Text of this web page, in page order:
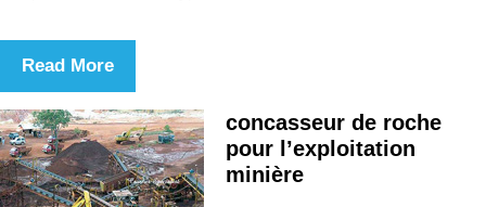
Read More
concasseur de roche
pour l’exploitation
minière